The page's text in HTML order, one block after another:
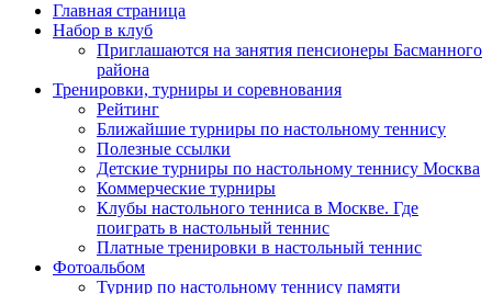
Главная страница
Набор в клуб
Приглашаются на занятия пенсионеры Басманного
района
Тренировки, турниры и соревнования
Рейтинг
Ближайшие турниры по настольному теннису
Полезные ссылки
Детские турниры по настольному теннису Москва
Коммерческие турниры
Клубы настольного тенниса в Москве. Где
поиграть в настольный теннис
Платные тренировки в настольный теннис
Фотоальбом
Турнир по настольному теннису памяти